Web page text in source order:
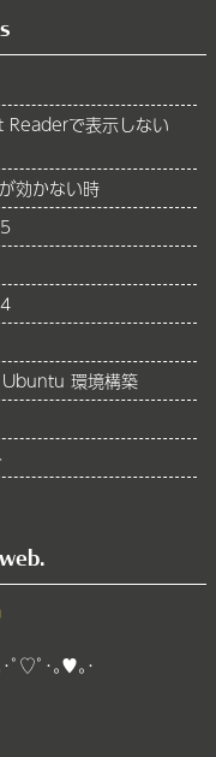
で表示しない
効かない時
環境構築
ﾟ♡ﾟ･｡♥｡･